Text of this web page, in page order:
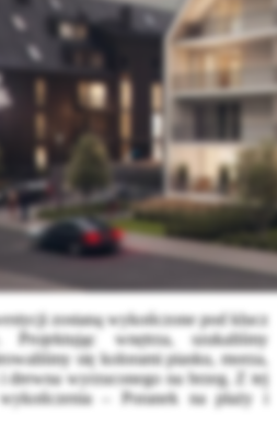
zostaną wykończone pod klucz
Projektując wnętrza, szukaliśmy
się kolorami piasku, morza,
drewna wyrzuconego na brzeg. Z tej
– Poranek na plaży i